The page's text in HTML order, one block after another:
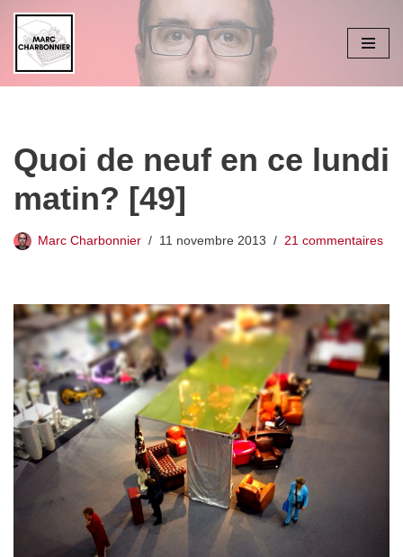
Aller
au
contenu
Quoi de neuf en ce lundi
matin? [49]
Marc Charbonnier 11 novembre 2013 21 commentaires